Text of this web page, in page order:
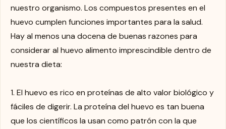
nuestro organismo. Los compuestos presentes en el
huevo cumplen funciones importantes para la salud.
Hay al menos una docena de buenas razones para
considerar al huevo alimento imprescindible dentro de
nuestra dieta:
1. El huevo es rico en proteínas de alto valor biológico y
fáciles de digerir. La proteína del huevo es tan buena
que los científicos la usan como patrón con la que